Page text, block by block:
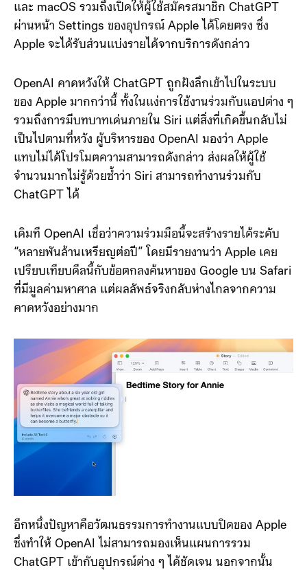
และ macOS รวมถึงเปิดให้ผู้ใช้สมัครสมาชิก ChatGPT
ผ่านหน้า Settings ของอุปกรณ์ Apple ได้โดยตรง ซึ่ง
Apple จะได้รับส่วนแบ่งรายได้จากบริการดังกล่าว
OpenAI คาดหวังให้ ChatGPT ถูกฝังลึกเข้าไปในระบบ
ของ Apple มากกว่านี้ ทั้งในแง่การใช้งานร่วมกับแอปต่าง ๆ
รวมถึงการมีบทบาทเด่นภายใน Siri แต่สิ่งที่เกิดขึ้นกลับไม่
เป็นไปตามที่หวัง ผู้บริหารของ OpenAI มองว่า Apple
แทบไม่ได้โปรโมตความสามารถดังกล่าว ส่งผลให้ผู้ใช้
จำนวนมากไม่รู้ด้วยซ้ำว่า Siri สามารถทำงานร่วมกับ
ChatGPT ได้
เดิมที OpenAI เชื่อว่าความร่วมมือนี้จะสร้างรายได้ระดับ
“หลายพันล้านเหรียญต่อปี” โดยมีรายงานว่า Apple เคย
เปรียบเทียบดีลนี้กับข้อตกลงค้นหาของ Google บน Safari
ที่มีมูลค่ามหาศาล แต่ผลลัพธ์จริงกลับห่างไกลจากความ
คาดหวังอย่างมาก
อีกหนึ่งปัญหาคือวัฒนธรรมการทำงานแบบปิดของ Apple
ซึ่งทำให้ OpenAI ไม่สามารถมองเห็นแผนการรวม
ChatGPT เข้ากับอุปกรณ์ต่าง ๆ ได้ชัดเจน นอกจากนั้น